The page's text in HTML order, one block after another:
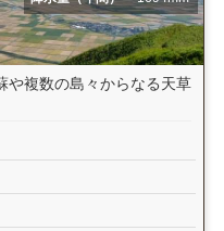
や複数の島々からなる天草